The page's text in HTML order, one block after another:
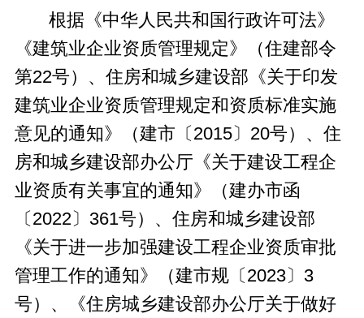
根据《中华人民共和国行政许可法》
《建筑业企业资质管理规定》（住建部令
第22号）、住房和城乡建设部《关于印发
建筑业企业资质管理规定和资质标准实施
意见的通知》（建市〔2015〕20号）、住
房和城乡建设部办公厅《关于建设工程企
业资质有关事宜的通知》（建办市函
〔2022〕361号）、住房和城乡建设部
《关于进一步加强建设工程企业资质审批
管理工作的通知》（建市规〔2023〕3
号）、《住房城乡建设部办公厅关于做好